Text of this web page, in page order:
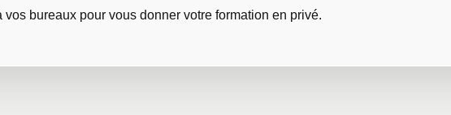
bureaux pour vous donner votre formation en privé.